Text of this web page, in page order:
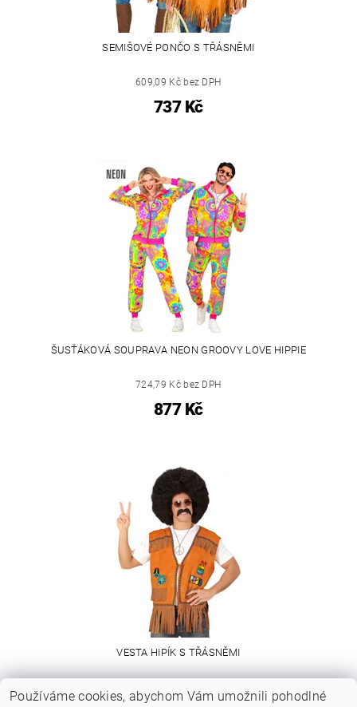
SEMIŠOVÉ PONČO S TŘÁSNĚMI
609,09 Kč bez DPH
737 Kč
ŠUSŤÁKOVÁ SOUPRAVA NEON GROOVY LOVE HIPPIE
724,79 Kč bez DPH
877 Kč
VESTA HIPÍK S TŘÁSNĚMI
Používáme cookies, abychom Vám umožnili pohodlné